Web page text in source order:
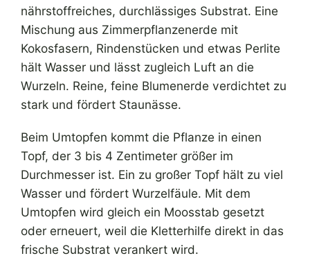
nährstoffreiches, durchlässiges Substrat. Eine
Mischung aus Zimmerpflanzenerde mit
Kokosfasern, Rindenstücken und etwas Perlite
hält Wasser und lässt zugleich Luft an die
Wurzeln. Reine, feine Blumenerde verdichtet zu
stark und fördert Staunässe.
Beim Umtopfen kommt die Pflanze in einen
Topf, der 3 bis 4 Zentimeter größer im
Durchmesser ist. Ein zu großer Topf hält zu viel
Wasser und fördert Wurzelfäule. Mit dem
Umtopfen wird gleich ein Moosstab gesetzt
oder erneuert, weil die Kletterhilfe direkt in das
frische Substrat verankert wird.